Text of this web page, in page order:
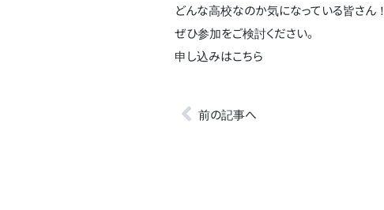
どんな高校なのか気になっている皆さん！
ぜひ参加をご検討ください。
申し込みはこちら
前の記事へ